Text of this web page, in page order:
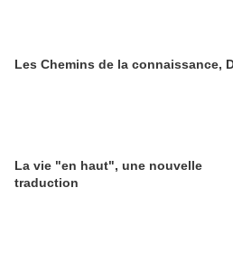
Les Chemins de la connaissance,
La vie "en haut", une nouvelle
traduction